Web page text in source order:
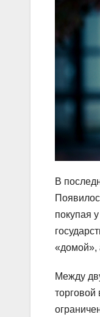
В
покупая
«домой»,
Между